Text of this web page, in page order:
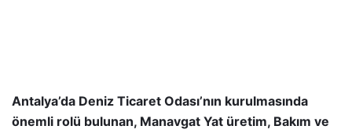
Antalya’da Deniz Ticaret Odası’nın kurulmasında
önemli rolü bulunan, Manavgat Yat üretim, Bakım ve